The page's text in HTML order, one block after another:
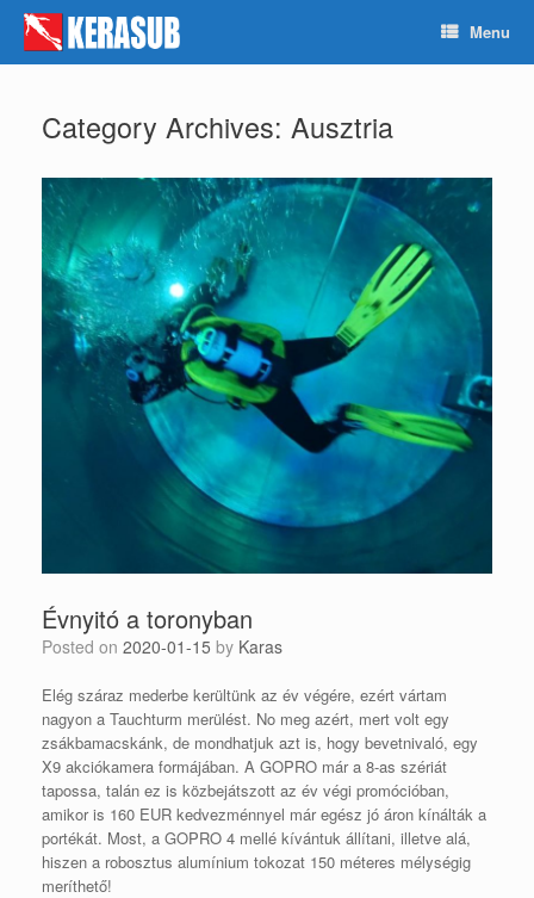
Skip
content
Menu
Category Archives: Ausztria
Évnyitó a toronyban
Posted on 2020-01-15 by Karas
Elég száraz mederbe kerültünk az év végére, ezért vártam
nagyon a Tauchturm merülést. No meg azért, mert volt egy
zsákbamacskánk, de mondhatjuk azt is, hogy bevetnivaló, egy
X9 akciókamera formájában. A GOPRO már a 8-as szériát
tapossa, talán ez is közbejátszott az év végi promócióban,
amikor is 160 EUR kedvezménnyel már egész jó áron kínálták a
portékát. Most, a GOPRO 4 mellé kívántuk állítani, illetve alá,
hiszen a robosztus alumínium tokozat 150 méteres mélységig
meríthető!